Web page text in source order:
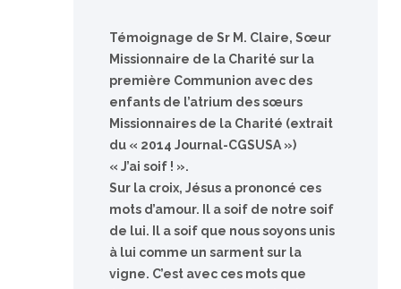
Témoignage de Sr M. Claire, Sœur
Missionnaire de la Charité sur la
première Communion avec des
enfants de l’atrium des sœurs
Missionnaires de la Charité (extrait
du « 2014 Journal-CGSUSA »)
« J’ai soif ! ».
Sur la croix, Jésus a prononcé ces
mots d’amour. Il a soif de notre soif
de lui. Il a soif que nous soyons unis
à lui comme un sarment sur la
vigne. C’est avec ces mots que